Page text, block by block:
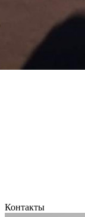
Контакты